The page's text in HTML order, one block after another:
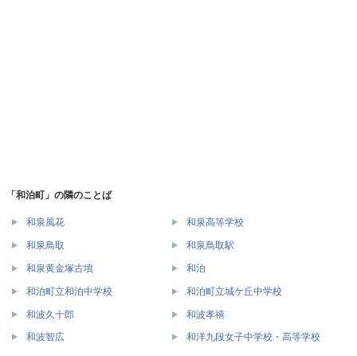
「和泊町」の隣のことば
和泉風花 和泉高等学校
和泉鳥取 和泉鳥取駅
和泉黄金塚古墳 和泊
和泊町立和泊中学校 和泊町立城ケ丘中学校
和波久十郎 和波孝禧
和波智広 和洋九段女子中学校・高等学校